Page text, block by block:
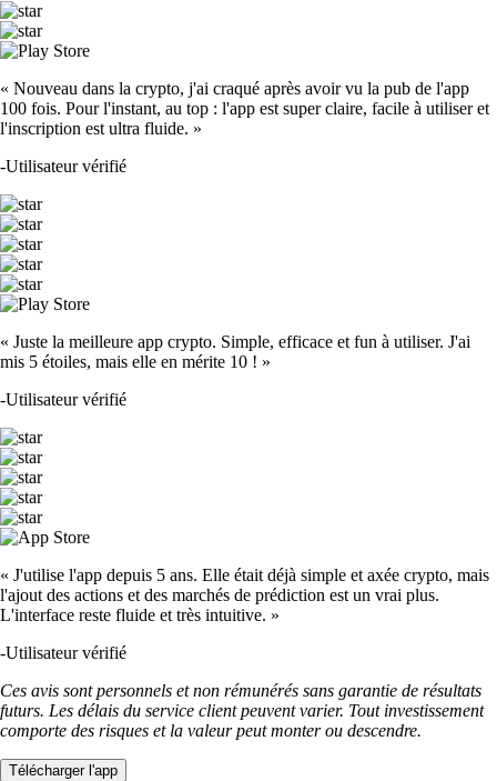
« Nouveau dans la crypto, j'ai craqué après avoir vu la pub de l'app
100 fois. Pour l'instant, au top : l'app est super claire, facile à utiliser et
l'inscription est ultra fluide. »
-Utilisateur vérifié
« Juste la meilleure app crypto. Simple, efficace et fun à utiliser. J'ai
mis 5 étoiles, mais elle en mérite 10 ! »
-Utilisateur vérifié
« J'utilise l'app depuis 5 ans. Elle était déjà simple et axée crypto, mais
l'ajout des actions et des marchés de prédiction est un vrai plus.
L'interface reste fluide et très intuitive. »
-Utilisateur vérifié
Ces avis sont personnels et non rémunérés sans garantie de résultats
futurs. Les délais du service client peuvent varier. Tout investissement
comporte des risques et la valeur peut monter ou descendre.
Télécharger l'app